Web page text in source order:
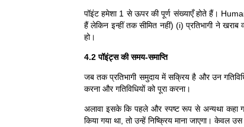
पॉइंट हमेशा 1 से ऊपर की पूर्ण संख्याएँ होते हैं।
हैं लेकिन इन्हीं तक सीमित नहीं) (i) प्रतिभागी ने
हो।
4.2 पॉइंट्स की समय-समाप्ति
जब तक प्रतिभागी समुदाय में सक्रिय है और उन
करना और गतिविधियों को पूरा करना।
अलावा इसके कि पहले और स्पष्ट रूप से अन्यथा कहा
किया गया था, तो उन्हें निष्क्रिय माना जाएगा।